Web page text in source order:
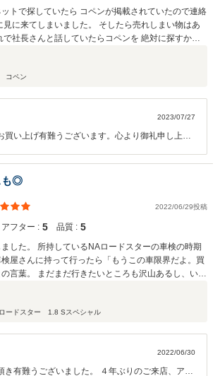
・・・というのもスペアキーだと思っていた鍵が運転
やイグニッションは元々のキー、ということは運転
ら持ってきたものということでしょう。 ドアを交換
どの傷ということは事故車だと推測（あくまでも推測
ドアの閉まりにくさにも納得がいきます。シャーシが
ーまるまるついていなかったり、メーターランプが
くもまあこれで完璧に仕上げたと言えるなという出来
点を指摘すると露骨に嫌そうな態度。 あの言葉を鵜
なんて。 相手も客商売なんだなぁと実感しました。
チに来てくれたからには今度こそ完璧に仕上げてあ
たいと聞いておりますので 必要な部品再度お送り
日クレーム対象に応じ工賃は、お振込みさせて頂
大変な期待外れな、お車仕上げ､申し訳ございま
事､分からず 登録書類を頂く事が出来なくて､登録
しまい申し訳ありません。 心よりお詫び申し上げ
トで探していたら コペンが掲載されていたので連絡
見に来てしまいました。 そしたら売れしまい物はあ
で社長さんと話していたらコペンを 絶対に探すから
と 言って下さいました。 何日もしないうちに連絡
った車両よりいいのを探して下さいました。 とても
ありがとうございました。
コペン
2023/07/27
買い上げ有難うございます。心より御礼申し上げ
て参ります。 皆様のご意見、ご希望お待ち致して
御座いましたら遊びに来て下さい。 お待ち致して
も◎
2022/06/29投稿
アフター : 5 品質 : 5
した。 所持しているNAロードスターの車検の時期
屋さんに持って行ったら「もうこの車限界だよ。買
言葉。 まだまだ行きたいところも沢山あるし、いじ
る。そんな中でもお別れ宣言に絶望し、一時は買取査
ですが、諦めきれず、一縷の希望をもとに4年前にこ
入したアニマルさんに電話をすると「大丈夫。いつ
こまでない状態だったのですが、「懐事情わかってる
、車検を通すだけに留まらず、様々な整備を完璧に仕
ードスター 1.8 Sスペシャル
2022/06/30
き有難うございました。 ４年ぶりのご来店、アニ